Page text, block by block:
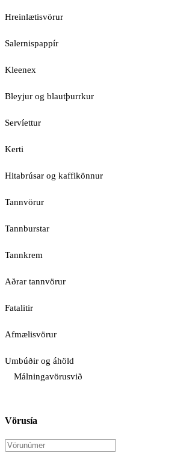
Hreinlætisvörur
Salernispappír
Kleenex
Bleyjur og blautþurrkur
Servíettur
Kerti
Hitabrúsar og kaffikönnur
Tannvörur
Tannburstar
Tannkrem
Aðrar tannvörur
Fatalitir
Afmælisvörur
Umbúðir og áhöld
Málningavörusvið
Vörusía